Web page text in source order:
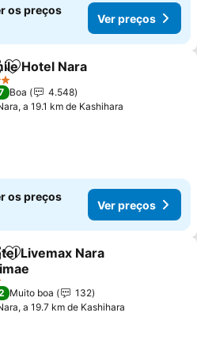
os preços
Ver preços
Adicionar aos favoritos
Hotel Nara
Boa
4.548
a 19.1 km de Kashihara
os preços
Ver preços
Adicionar aos favoritos
Livemax Nara
Muito boa
132
a 19.7 km de Kashihara